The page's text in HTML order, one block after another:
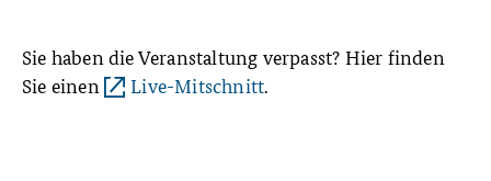
Sie haben die Veranstaltung verpasst? Hier finden
Sie einen
Live-Mitschnitt.